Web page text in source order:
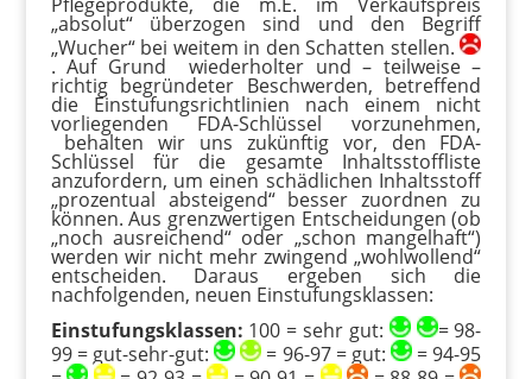
„absolut“ überzogen sind und den Begriff
„Wucher“ bei weitem in den Schatten stellen.
. Auf Grund wiederholter und – teilweise –
richtig begründeter Beschwerden, betreffend
die Einstufungsrichtlinien nach einem nicht
vorliegenden FDA-Schlüssel vorzunehmen,
behalten wir uns zukünftig vor, den FDA-
Schlüssel für die gesamte Inhaltsstoffliste
anzufordern, um einen schädlichen Inhaltsstoff
„prozentual absteigend“ besser zuordnen zu
können. Aus grenzwertigen Entscheidungen (ob
„noch ausreichend“ oder „schon mangelhaft“)
werden wir nicht mehr zwingend „wohlwollend“
entscheiden. Daraus ergeben sich die
nachfolgenden, neuen Einstufungsklassen:
Einstufungsklassen: 100 = sehr gut:
= 98-
99 = gut-sehr-gut:
= 96-97 = gut:
= 94-95